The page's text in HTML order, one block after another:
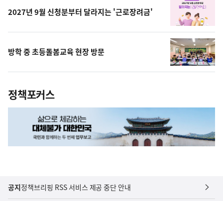
2027년 9월 신청분부터 달라지는 '근로장려금'
방학 중 초등돌봄교육 현장 방문
정책포커스
공지정책브리핑 RSS 서비스 제공 중단 안내